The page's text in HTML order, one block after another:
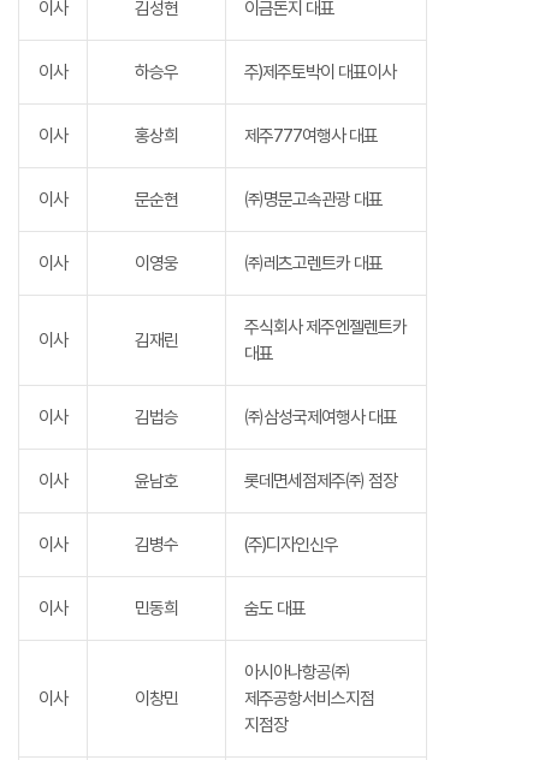
이사 김성현 이금돈지 대표
이사 하승우 주)제주토박이 대표이사
이사 홍상희 제주777여행사 대표
이사 문순현 ㈜명문고속관광 대표
이사 이영웅 ㈜레츠고렌트카 대표
이사 김재린
주식회사 제주엔젤렌트카
대표
이사 김법승 ㈜삼성국제여행사 대표
이사 윤남호 롯데면세점제주㈜ 점장
이사 김병수 (주)디자인신우
이사 민동희 숨도 대표
이사 이창민
아시아나항공㈜
제주공항서비스지점
지점장